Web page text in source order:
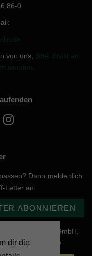
dir die
86-0
von uns, bitte direkt an
wenden.
Dann melde dich
Letter an:
ABONNIEREN
by Naturgenuss GmbH,
by Shopify